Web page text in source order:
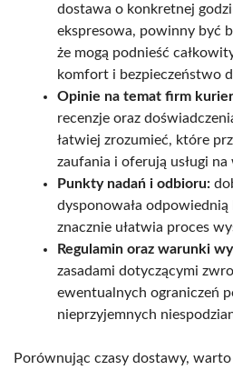
dostawa o konkretnej
ekspresowa, powinny być
że mogą podnieść
komfort i bezpieczeństwo
Opinie na temat firm
recenzje oraz
łatwiej zrozumieć, które
zaufania i oferują usługi
Punkty nadań i odbioru:
dysponowała
znacznie ułatwia proces
Regulamin oraz warunki
zasadami dotyczącymi
ewentualnych ograniczeń
nieprzyjemnych
Porównując czasy dostawy,